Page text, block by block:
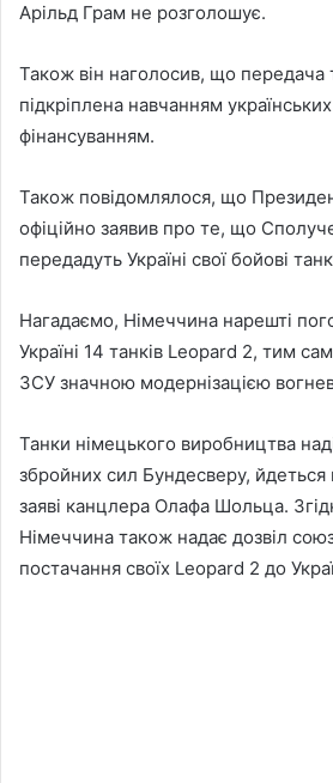
Арільд Грам не розголошує.
Також він наголосив, що передача
підкріплена навчанням
фінансуванням.
Також повідомлялося, що
офіційно заявив про те, що
передадуть Україні свої бойові
Нагадаємо, Німеччина нарешті
Україні 14 танків Leopard 2, тим
ЗСУ значною модернізацією
Танки німецького виробництва
збройних сил Бундесверу,
заяві канцлера Олафа Шольца.
Німеччина також надає дозвіл
постачання своїх Leopard 2 до